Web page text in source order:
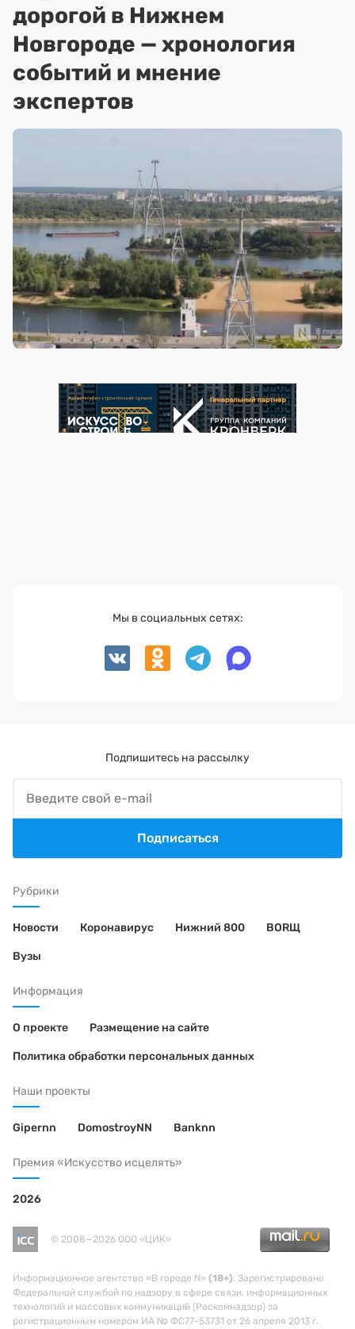
дорогой в Нижнем
Новгороде — хронология
событий и мнение
экспертов
Рубрики
Новости Коронавирус Нижний 800 BORЩ
Вузы
Информация
О проекте Размещение на сайте
Политика обработки персональных данных
Наши проекты
Gipernn DomostroyNN Banknn
Премия «Искусство исцелять»
2026
© 2008—2026 ООО «ЦИК»
Информационное агентство «В городе N» (18+). Зарегистрировано
Федеральной службой по надзору в сфере связи, информационных
технологий и массовых коммуникаций (Роскомнадзор) за
регистрационным номером ИА № ФС77-53731 от 26 апреля 2013 г.
Мы в социальных сетях:
Подпишитесь на рассылку
Подписаться